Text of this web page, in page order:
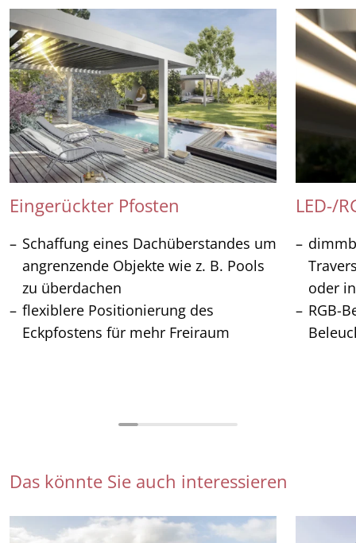
Eingerückter Pfosten
Schaffung eines Dachüberstandes um
angrenzende Objekte wie z. B. Pools
zu überdachen
flexiblere Positionierung des
Eckpfostens für mehr Freiraum
LED-/
oder
RGB-
Das könnte Sie auch interessieren